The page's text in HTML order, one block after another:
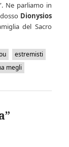
Ne parliamo in
Dionysios
del Sacro
estremisti
megli